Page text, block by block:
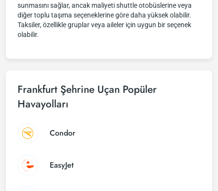
sunmasını sağlar, ancak maliyeti shuttle otobüslerine veya
diğer toplu taşıma seçeneklerine göre daha yüksek olabilir.
Taksiler, özellikle gruplar veya aileler için uygun bir seçenek
olabilir.
Frankfurt Şehrine Uçan Popüler
Havayolları
Condor
EasyJet